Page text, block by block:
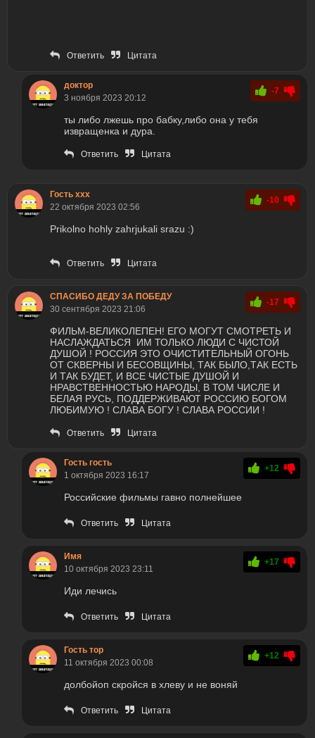
Ответить Цитата
доктор
3 ноября 2023 20:12
-7
ты либо лжешь про бабку,либо она у тебя
извращенка и дура.
Ответить Цитата
Гость xxx
22 октября 2023 02:56
-10
Prikolno hohly zahrjukali srazu :)
Ответить Цитата
СПАСИБО ДЕДУ ЗА ПОБЕДУ
30 сентября 2023 21:06
-17
ФИЛЬМ-ВЕЛИКОЛЕПЕН! ЕГО МОГУТ СМОТРЕТЬ И
НАСЛАЖДАТЬСЯ ИМ ТОЛЬКО ЛЮДИ С ЧИСТОЙ
ДУШОЙ ! РОССИЯ ЭТО ОЧИСТИТЕЛЬНЫЙ ОГОНЬ
ОТ СКВЕРНЫ И БЕСОВЩИНЫ, ТАК БЫЛО,ТАК ЕСТЬ
И ТАК БУДЕТ, И ВСЕ ЧИСТЫЕ ДУШОЙ И
НРАВСТВЕННОСТЬЮ НАРОДЫ, В ТОМ ЧИСЛЕ И
БЕЛАЯ РУСЬ, ПОДДЕРЖИВАЮТ РОССИЮ БОГОМ
ЛЮБИМУЮ ! СЛАВА БОГУ ! СЛАВА РОССИИ !
Ответить Цитата
Гость гость
1 октября 2023 16:17
+12
Российские фильмы гавно полнейшее
Ответить Цитата
Имя
10 октября 2023 23:11
+17
Иди лечись
Ответить Цитата
Гость тор
11 октября 2023 00:08
+12
долбойоп скройся в хлеву и не воняй
Ответить Цитата